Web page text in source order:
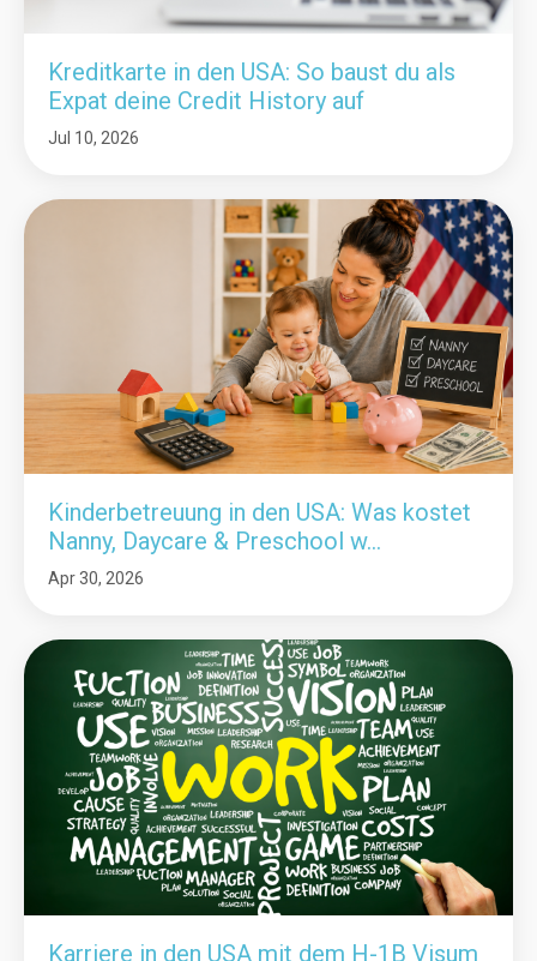
Kreditkarte in den USA: So baust du als
Expat deine Credit History auf
Jul 10, 2026
Kinderbetreuung in den USA: Was kostet
Nanny, Daycare & Preschool w...
Apr 30, 2026
Karriere in den USA mit dem H-1B Visum